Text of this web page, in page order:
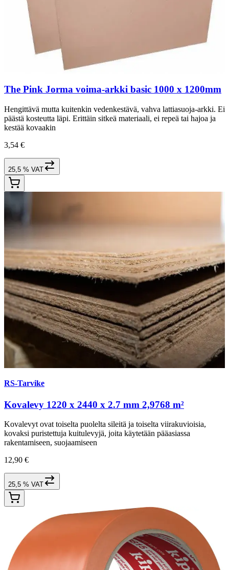
The Pink Jorma voima-arkki basic 1000 x 1200mm
Hengittävä mutta kuitenkin vedenkestävä, vahva lattiasuoja-arkki. Ei
päästä kosteutta läpi. Erittäin sitkeä materiaali, ei repeä tai hajoa ja
kestää kovaakin
3,54 €
25,5 % VAT
RS-Tarvike
Kovalevy 1220 x 2440 x 2.7 mm 2,9768 m²
Kovalevyt ovat toiselta puolelta sileitä ja toiselta viirakuvioisia,
kovaksi puristettuja kuitulevyjä, joita käytetään pääasiassa
rakentamiseen, suojaamiseen
12,90 €
25,5 % VAT